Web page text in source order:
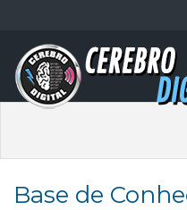
Base de